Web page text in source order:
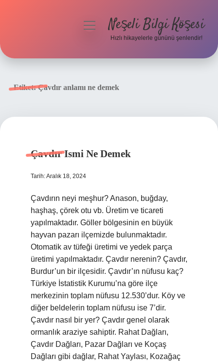
menüyüNeşeli Bilgi Köşesi
Hızlı hikayelerle gününü şenlendir!
Etiket:Çavdır anlamı ne demek
Çavdır Ismi Ne Demek
Tarih: Aralık 18, 2024
Çavdırın neyi meşhur? Anason, buğday,
haşhaş, çörek otu vb. Üretim ve ticareti
yapılmaktadır. Göller bölgesinin en büyük
hayvan pazarı ilçemizde bulunmaktadır.
Otomatik av tüfeği üretimi ve yedek parça
üretimi yapılmaktadır. Çavdır nerenin? Çavdır,
Burdur’un bir ilçesidir. Çavdır’ın nüfusu kaç?
Türkiye İstatistik Kurumu’na göre ilçe
merkezinin toplam nüfusu 12.530’dur. Köy ve
diğer beldelerin toplam nüfusu ise 7’dir.
Çavdır nasıl bir yer? Çavdır genel olarak
ormanlık araziye sahiptir. Rahat Dağları,
Çavdır Dağları, Pazar Dağları ve Koçaş
Dağları gibi dağlar, Rahat Yaylası, Kozağaç